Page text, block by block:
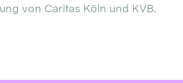
von Caritas Köln und KVB.